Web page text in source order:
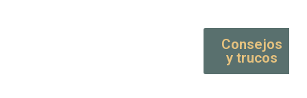
Consejos
y trucos